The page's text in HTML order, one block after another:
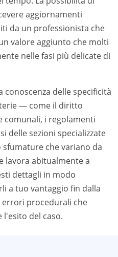
aggiornamenti
da un professionista che
valore aggiunto che molti
nelle fasi più delicate di
delle specificità
— come il diritto
comunali, i regolamenti
delle sezioni specializzate
che variano da
lavora abitualmente a
dettagli in modo
a tuo vantaggio fin dalla
errori procedurali che
del caso.